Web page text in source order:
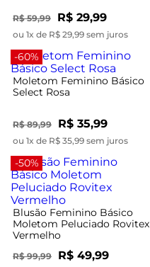
R$ 59,99 R$ 29,99
ou 1x de R$ 29,99 sem juros
-60%
Moletom Feminino Básico
Select Rosa
R$ 89,99 R$ 35,99
ou 1x de R$ 35,99 sem juros
-50%
Blusão Feminino Básico
Moletom Peluciado Rovitex
Vermelho
R$ 99,99 R$ 49,99